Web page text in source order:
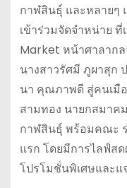
กาฬสินธุ์ และหลายๆ
เข้าร่วมจัดจำหน่าย
Market หน้าศาลากล
นางสาวรัศมี ภูผาสุก
นา คุณภาพดี สู่คนเมื
สามทอง นายกสมาค
กาฬสินธุ์ พร้อมคณะ
แรก โดยมีการไลฟ์ส
โปรโมชั่นพิเศษและแ